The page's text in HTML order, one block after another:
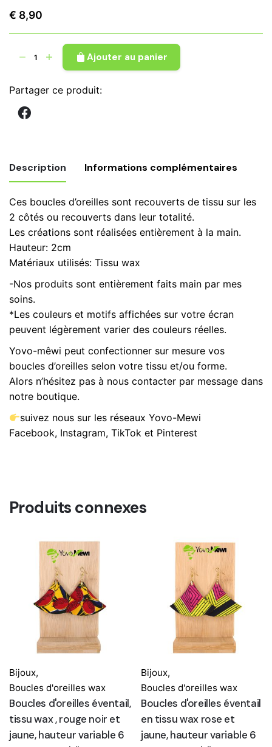
€ 8,90
d'oreilles
en
éventail,
noir,
bijoux
wax
n.67
Ajouter au panier
Partager ce produit:
Description Informations complémentaires
Ces boucles d’oreilles sont recouverts de tissu sur les
2 côtés ou recouverts dans leur totalité.
Les créations sont réalisées entièrement à la main.
Hauteur: 2cm
Matériaux utilisés: Tissu wax
-Nos produits sont entièrement faits main par mes
soins.
*Les couleurs et motifs affichées sur votre écran
peuvent légèrement varier des couleurs réelles.
Yovo-mêwi peut confectionner sur mesure vos
boucles d’oreilles selon votre tissu et/ou forme.
Alors n’hésitez pas à nous contacter par message dans
notre boutique.
suivez nous sur les réseaux Yovo-Mewi
Facebook, Instagram, TikTok et Pinterest
Poids 0,21 kg
Tailles
Boucles
Produits connexes
Bijoux,
Boucles d'oreilles wax
Boucles d'oreilles éventail,
tissu wax , rouge noir et
jaune, hauteur variable 6
Bijoux,
Boucles d'oreilles wax
Boucles d'oreilles éventail
en tissu wax rose et
jaune, hauteur variable 6